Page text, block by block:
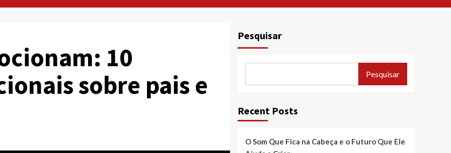
10
sobre pais e
Pesquisar
Pesquisar
Recent Posts
O Som Que Fica na Cabeça e o Futuro Que Ele